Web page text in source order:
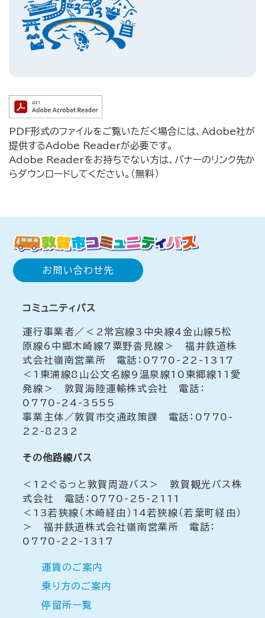
PDF形式のファイルをご覧いただく場合には、Adobe社が
提供するAdobe Readerが必要です。
Adobe Readerをお持ちでない方は、バナーのリンク先か
らダウンロードしてください。（無料）
お問い合わせ先
コミュニティバス
運行事業者／＜2常宮線3中央線4金山線5松
原線6中郷木崎線7粟野沓見線＞ 福井鉄道株
式会社嶺南営業所 電話：0770-22-1317
＜1東浦線8山公文名線9温泉線10東郷線11愛
発線＞ 敦賀海陸運輸株式会社 電話：
0770-24-3555
事業主体／敦賀市交通政策課 電話：0770-
22-8232
その他路線バス
＜12ぐるっと敦賀周遊バス＞ 敦賀観光バス株
式会社 電話：0770-25-2111
＜13若狭線（木崎経由）14若狭線（若葉町経由）
＞ 福井鉄道株式会社嶺南営業所 電話：
0770-22-1317
運賃のご案内
乗り方のご案内
停留所一覧